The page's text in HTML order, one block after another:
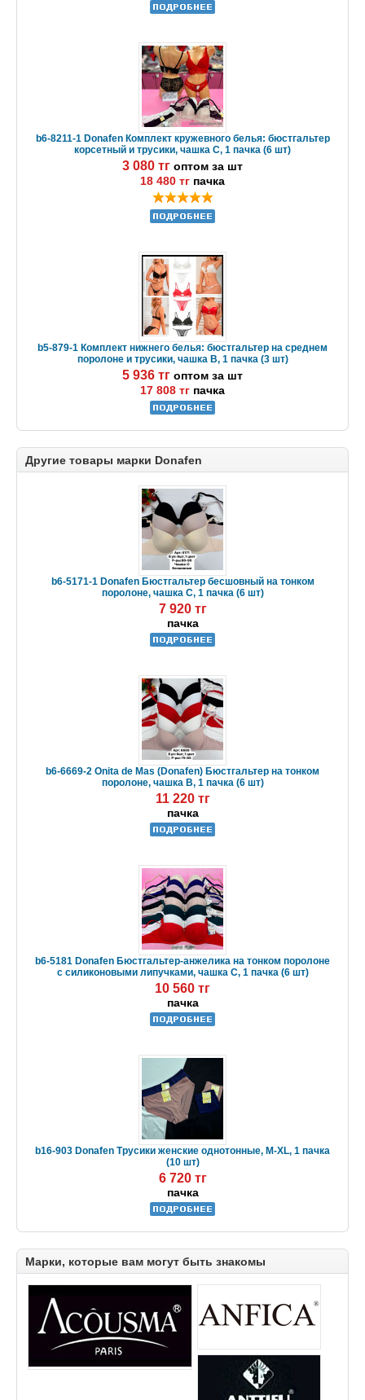
b6-8211-1 Donafen Комплект кружевного белья: бюстгальтер
корсетный и трусики, чашка C, 1 пачка (6 шт)
3 080 тг оптом за шт
18 480 тг пачка
b5-879-1 Комплект нижнего белья: бюстгальтер на среднем
поролоне и трусики, чашка B, 1 пачка (3 шт)
5 936 тг оптом за шт
17 808 тг пачка
Другие товары марки Donafen
b6-5171-1 Donafen Бюстгальтер бесшовный на тонком
поролоне, чашка C, 1 пачка (6 шт)
7 920 тг
пачка
b6-6669-2 Onita de Mas (Donafen) Бюстгальтер на тонком
поролоне, чашка B, 1 пачка (6 шт)
11 220 тг
пачка
b6-5181 Donafen Бюстгальтер-анжелика на тонком поролоне
с силиконовыми липучками, чашка С, 1 пачка (6 шт)
10 560 тг
пачка
b16-903 Donafen Трусики женские однотонные, M-XL, 1 пачка
(10 шт)
6 720 тг
пачка
Марки, которые вам могут быть знакомы